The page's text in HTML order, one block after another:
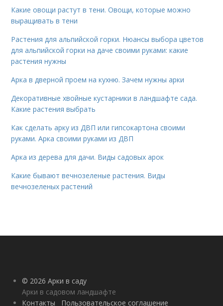
Какие овощи растут в тени. Овощи, которые можно
выращивать в тени
Растения для альпийской горки. Нюансы выбора цветов
для альпийской горки на даче своими руками: какие
растения нужны
Арка в дверной проем на кухню. Зачем нужны арки
Декоративные хвойные кустарники в ландшафте сада.
Какие растения выбрать
Как сделать арку из ДВП или гипсокартона своими
руками. Арка своими руками из ДВП
Арка из дерева для дачи. Виды садовых арок
Какие бывают вечнозеленые растения. Виды
вечнозеленых растений
© 2026 Арки в саду
Арки в садовом ландшафте
Контакты
Пользовательское соглашение